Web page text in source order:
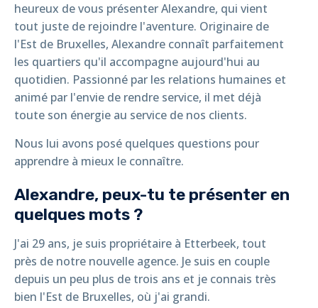
heureux de vous présenter Alexandre, qui vient
tout juste de rejoindre l'aventure. Originaire de
l'Est de Bruxelles, Alexandre connaît parfaitement
les quartiers qu'il accompagne aujourd'hui au
quotidien. Passionné par les relations humaines et
animé par l'envie de rendre service, il met déjà
toute son énergie au service de nos clients.
Nous lui avons posé quelques questions pour
apprendre à mieux le connaître.
Alexandre, peux-tu te présenter en
quelques mots ?
J'ai 29 ans, je suis propriétaire à Etterbeek, tout
près de notre nouvelle agence. Je suis en couple
depuis un peu plus de trois ans et je connais très
bien l'Est de Bruxelles, où j'ai grandi.